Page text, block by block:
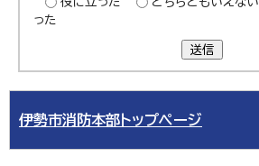
った
送信
伊勢市消防本部トップページ